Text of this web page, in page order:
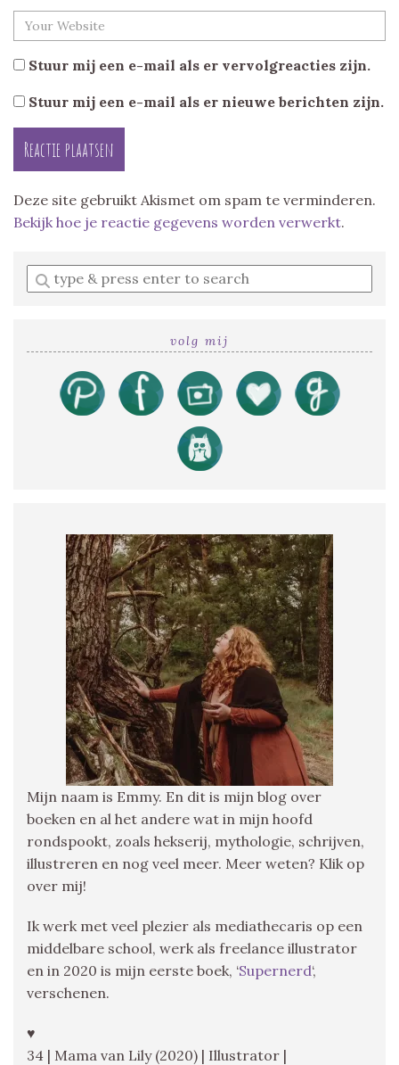
Stuur mij een e-mail als er vervolgreacties zijn.
Stuur mij een e-mail als er nieuwe berichten zijn.
Deze site gebruikt Akismet om spam te verminderen.
Bekijk hoe je reactie gegevens worden verwerkt.
Enter
a
volg mij
Mijn naam is Emmy. En dit is mijn blog over
boeken en al het andere wat in mijn hoofd
rondspookt, zoals hekserij, mythologie, schrijven,
illustreren en nog veel meer. Meer weten? Klik op
over mij!
Ik werk met veel plezier als mediathecaris op een
middelbare school, werk als freelance illustrator
en in 2020 is mijn eerste boek, ‘Supernerd‘,
verschenen.
♥
34 | Mama van Lily (2020) | Illustrator |